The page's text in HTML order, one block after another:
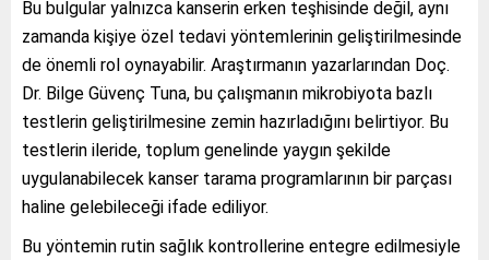
Bu bulgular yalnızca kanserin erken teşhisinde değil, aynı
zamanda kişiye özel tedavi yöntemlerinin geliştirilmesinde
de önemli rol oynayabilir. Araştırmanın yazarlarından Doç.
Dr. Bilge Güvenç Tuna, bu çalışmanın mikrobiyota bazlı
testlerin geliştirilmesine zemin hazırladığını belirtiyor. Bu
testlerin ileride, toplum genelinde yaygın şekilde
uygulanabilecek kanser tarama programlarının bir parçası
haline gelebileceği ifade ediliyor.
Bu yöntemin rutin sağlık kontrollerine entegre edilmesiyle